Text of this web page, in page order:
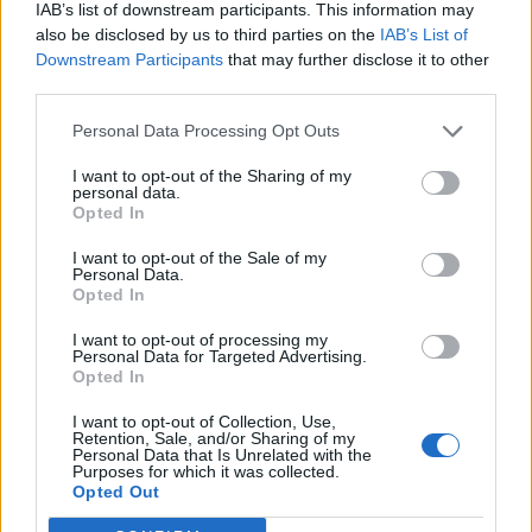
IAB’s list of downstream participants. This information may
also be disclosed by us to third parties on the IAB’s List of
Downstream Participants that may further disclose it to other
Personal Data Processing Opt Outs
I want to opt-out of the Sharing of my
personal data.
Opted In
I want to opt-out of the Sale of my
Personal Data.
Opted In
I want to opt-out of processing my
Personal Data for Targeted Advertising.
Opted In
I want to opt-out of Collection, Use,
Retention, Sale, and/or Sharing of my
Personal Data that Is Unrelated with the
Purposes for which it was collected.
Opted Out
Ακολουθήστε το Pink.gr στοGoogle Newsκαι
μάθετε πρώτοι